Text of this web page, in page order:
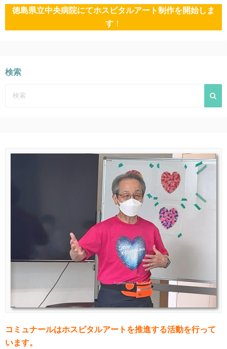
徳島県立中央病院にてホスピタルアート制作を開始しま
す ！
検索
コミュナールはホスピタルアートを推進する活動を行って
います。